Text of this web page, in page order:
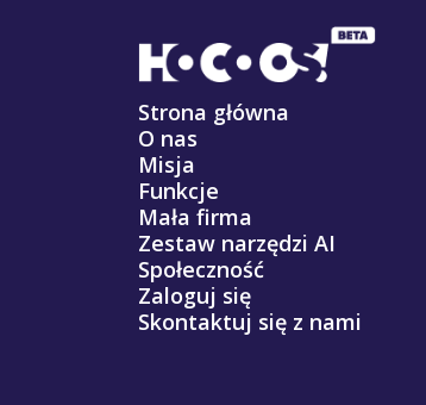
Strona główna
O nas
Misja
Funkcje
Mała firma
Zestaw narzędzi AI
Społeczność
Zaloguj się
Skontaktuj się z nami